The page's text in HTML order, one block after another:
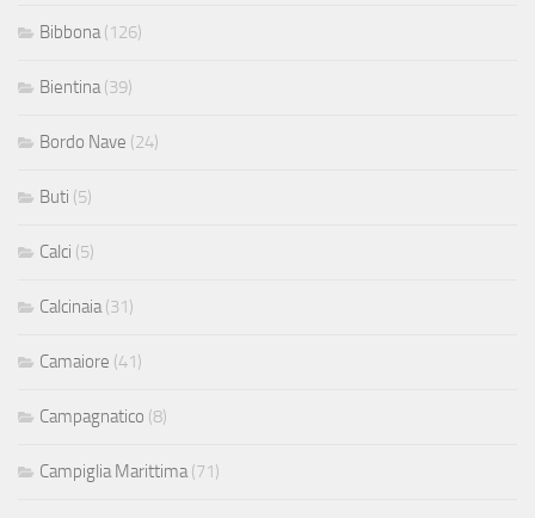
Bibbona (126)
Bientina (39)
Bordo Nave (24)
Buti (5)
Calci (5)
Calcinaia (31)
Camaiore (41)
Campagnatico (8)
Campiglia Marittima (71)